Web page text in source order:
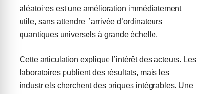
aléatoires est une amélioration immédiatement
utile, sans attendre l’arrivée d’ordinateurs
quantiques universels à grande échelle.
Cette articulation explique l’intérêt des acteurs. Les
laboratoires publient des résultats, mais les
industriels cherchent des briques intégrables. Une